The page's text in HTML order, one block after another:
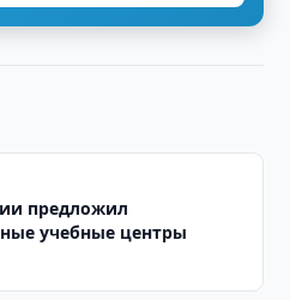
предложил
учебные центры